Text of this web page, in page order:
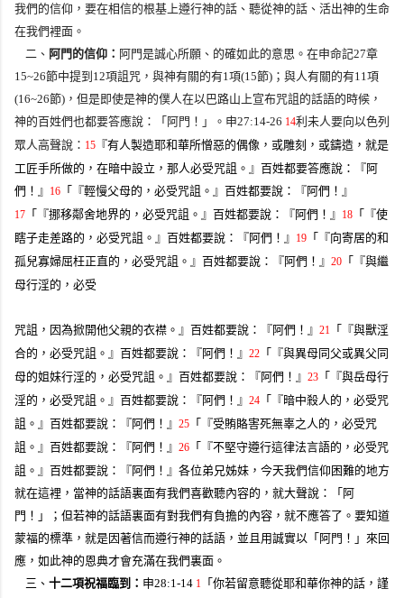
我們的信仰，要在相信的根基上遵行神的話、聽從神的話、活出神的生命
在我們裡面。
二、 阿門的信仰： 阿門是誠心所願、的確如此的意思。在申命記27章
15~26節中提到12項詛咒，與神有關的有1 項(15節) ；與人有關的有11 項
(16~26節) ，但是即使是神的僕人在以巴路山上宣布咒詛的話語的時候，
神的百姓們也都要答應說：「阿門！」。 申27:14-26 14利未人要向以色列
眾人高聲說： 15 『有人製造耶和華所憎惡的偶像，或雕刻，或鑄造，就是
工匠手所做的，在暗中設立，那人必受咒詛。』百姓都要答應說：『阿
們！』 16 「『輕慢父母的，必受咒詛。』百姓都要說：『阿們！』
17 「『挪移鄰舍地界的，必受咒詛。』百姓都要說：『阿們！』 18 「『使
瞎子走差路的，必受咒詛。』百姓都要說：『阿們！』 19 「『向寄居的和
孤兒寡婦屈枉正直的，必受咒詛。』百姓都要說：『阿們！』 20 「『與繼
母行淫的，必受
咒詛，因為掀開他父親的衣襟。』百姓都要說：『阿們！』 21
「『與獸淫
合的，必受咒詛。』百姓都要說：『阿們！』 22 「『與異母同父或異父同
母的姐妹行淫的，必受咒詛。』百姓都要說：『阿們！』 23 「『與岳母行
淫的，必受咒詛。』百姓都要說：『阿們！』 24 「『暗中殺人的，必受咒
詛。』百姓都要說：『阿們！』 25 「『受賄賂害死無辜之人的，必受咒
詛。』百姓都要說：『阿們！』 26 「『不堅守遵行這律法言語的，必受咒
詛。』百姓都要說：『阿們！』 各位弟兄姊妹，今天我們信仰困難的地方
就在這裡，當神的話語裏面有我們喜歡聽內容的，就大聲說：「阿
門！」；但若神的話語裏面有對我們有負擔的內容，就不應答了。要知道
蒙福的標準，就是因著信而遵行神的話語，並且用誠實以「阿門！」來回
應，如此神的恩典才會充滿在我們裏面。
三、 十二項祝福臨到： 申28:1-14 1
「你若留意聽從耶和華你神的話，謹